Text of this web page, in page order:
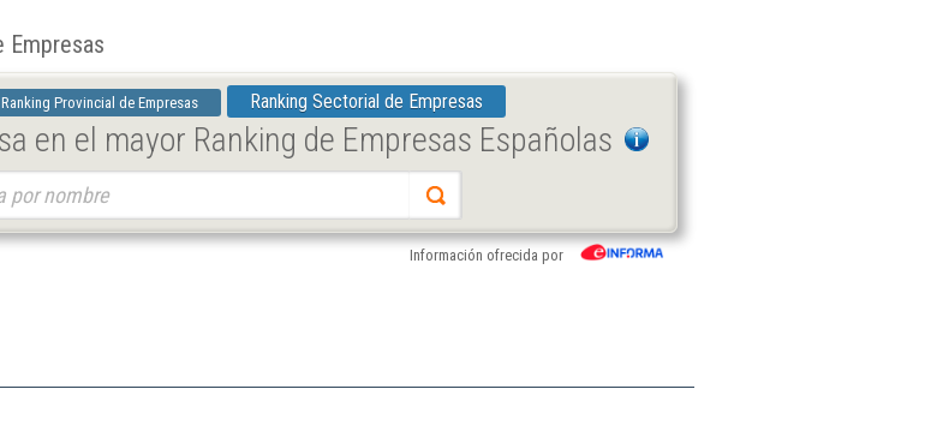
Empresas
Ranking Provincial de Empresas Ranking Sectorial de Empresas
en el mayor Ranking de Empresas Españolas
Información ofrecida por